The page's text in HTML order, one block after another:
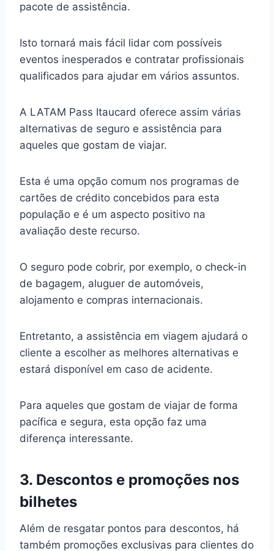
pacote de assistência.
Isto tornará mais fácil lidar com possíveis
eventos inesperados e contratar profissionais
qualificados para ajudar em vários assuntos.
A LATAM Pass Itaucard oferece assim várias
alternativas de seguro e assistência para
aqueles que gostam de viajar.
Esta é uma opção comum nos programas de
cartões de crédito concebidos para esta
população e é um aspecto positivo na
avaliação deste recurso.
O seguro pode cobrir, por exemplo, o check-in
de bagagem, aluguer de automóveis,
alojamento e compras internacionais.
Entretanto, a assistência em viagem ajudará o
cliente a escolher as melhores alternativas e
estará disponível em caso de acidente.
Para aqueles que gostam de viajar de forma
pacífica e segura, esta opção faz uma
diferença interessante.
3. Descontos e promoções nos
bilhetes
Além de resgatar pontos para descontos, há
também promoções exclusivas para clientes do